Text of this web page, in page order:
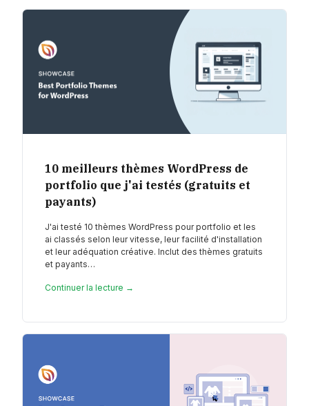
10 meilleurs thèmes WordPress de
portfolio que j'ai testés (gratuits et
payants)
J'ai testé 10 thèmes WordPress pour portfolio et les
ai classés selon leur vitesse, leur facilité d'installation
et leur adéquation créative. Inclut des thèmes gratuits
et payants…
Continuer la lecture →